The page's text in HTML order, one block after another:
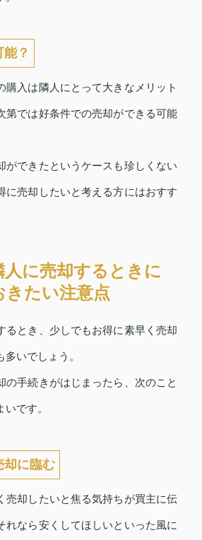
？
購入は隣人にとって大きなメリット
第では好条件での売却ができる可能
ができたというケースも珍しくない
に売却したいと考える方にはおすす
人に売却するときに
きたい注意点
るとき、少しでもお得に素早く売却
多いでしょう。
の手続きがはじまったら、次のこと
です。
却に臨む
売却したいと焦る気持ちが買主に伝
れなら安くしてほしいといった風に